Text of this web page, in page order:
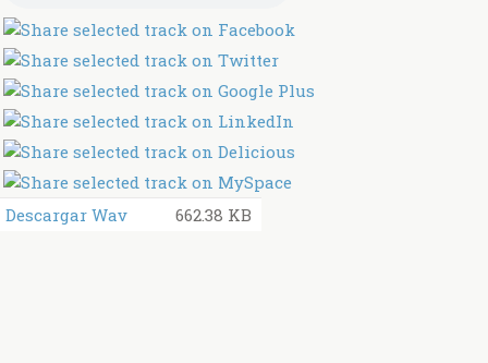
Descargar Wav 662.38 KB